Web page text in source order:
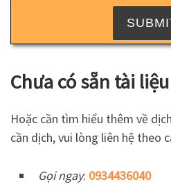
Chưa có sẵn tài
Hoặc cần tìm hiểu thêm về
cần dịch, vui lòng liên hệ theo
Gọi ngay: 0934436040